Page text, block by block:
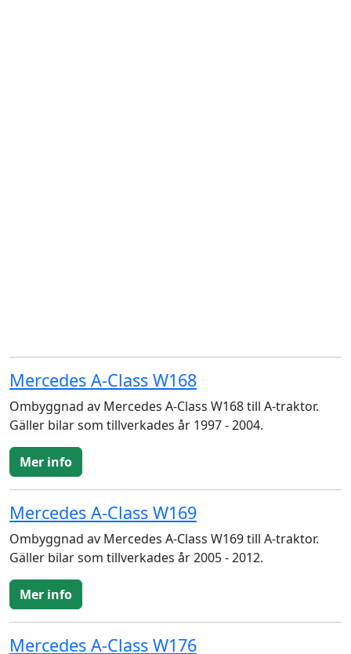
Mercedes A-Class W168
Ombyggnad av Mercedes A-Class W168 till A-traktor.
Gäller bilar som tillverkades år 1997 - 2004.
Mer info
Mercedes A-Class W169
Ombyggnad av Mercedes A-Class W169 till A-traktor.
Gäller bilar som tillverkades år 2005 - 2012.
Mer info
Mercedes A-Class W176